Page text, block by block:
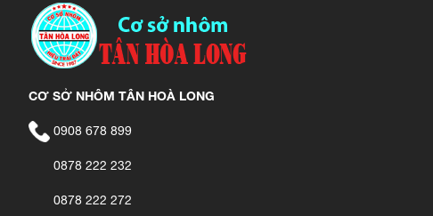
CƠ SỞ NHÔM TÂN HOÀ LONG
0908 678 899
0878 222 232
0878 222 272